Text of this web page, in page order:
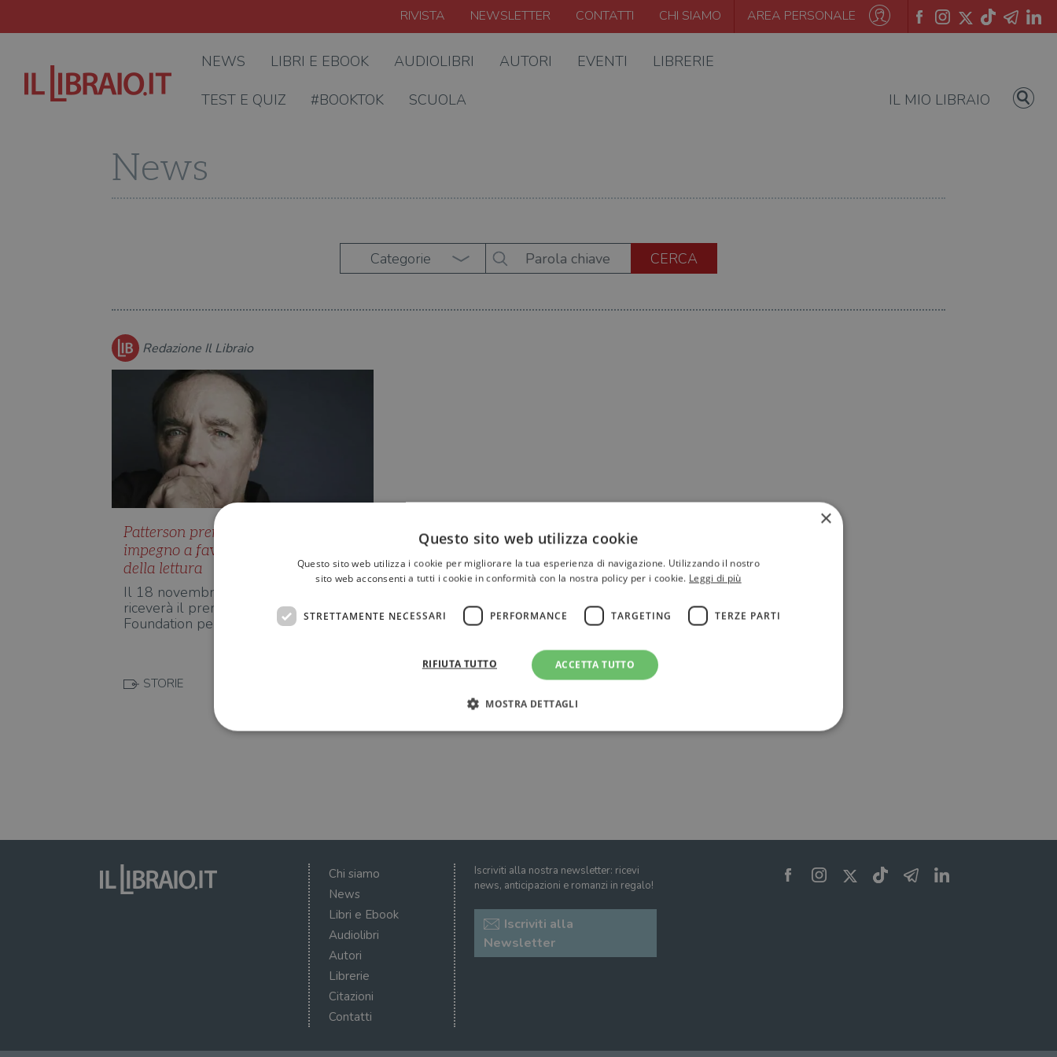
RIVISTA NEWSLETTER CONTATTI CHI SIAMO AREA PERSONALE
NEWS LIBRI E EBOOK AUDIOLIBRI AUTORI EVENTI LIBRERIE
TEST E QUIZ #BOOKTOK SCUOLA IL MIO LIBRAIO
News
Categorie
Redazione Il Libraio
Patterson premiato per il suo
impegno a favore della promozione
della lettura
Il 18 novembre l'autore di bestseller
riceverà il premio della National Book
Foundation per l'impeg…
STORIE
Chi siamo
News
Libri e Ebook
Audiolibri
Autori
Librerie
Citazioni
Contatti
Iscriviti alla nostra newsletter: ricevi
news, anticipazioni e romanzi in regalo!
Iscriviti alla
Newsletter
×
Questo sito web utilizza cookie
Questo sito web utilizza i cookie per migliorare la tua esperienza di navigazione. Utilizzando il nostro
sito web acconsenti a tutti i cookie in conformità con la nostra policy per i cookie. Leggi di più
STRETTAMENTE NECESSARI PERFORMANCE TARGETING TERZE PARTI
ACCETTA TUTTO
RIFIUTA TUTTO
MOSTRA DETTAGLI
Dominio
wordpress_test_cookie
Inc.
Sessione
WordPress imposta questo cookie quando accedi alla pagina di login. Il
cookie viene utilizzato per verificare se il browser Web è impostato per
consentire o rifiutare i cookie.
wordpress_sec_[hash] .illibraio.it Sessione
Usato per gestire la sessione degli utenti loggati sul sito
wordpress_logged_in_[hash]
.illibraio.it Sessione
Usato per gestire la sessione degli utenti loggati sul sito
CookieScriptConsent
1 mese Memorizza lo stato del consenso ai cookie dell'utente per il dominio corrente.
settimana
3 giorni